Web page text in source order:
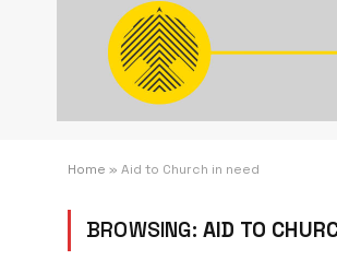
Home » Aid to Church in need
BROWSING: AID TO